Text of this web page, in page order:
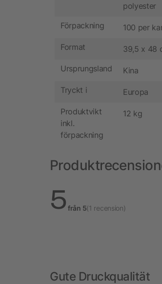
polyester
Förpackning 100 per
Format 39,5 x 48
Ursprungsland Kina
Tryckt i Europa
Produktvikt
inkl.
förpackning
12 kg
5 från 5(1 recension)
Gute Druckqualität